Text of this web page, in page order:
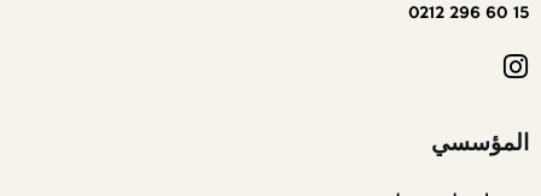
15 60 296 0212
المؤسسي